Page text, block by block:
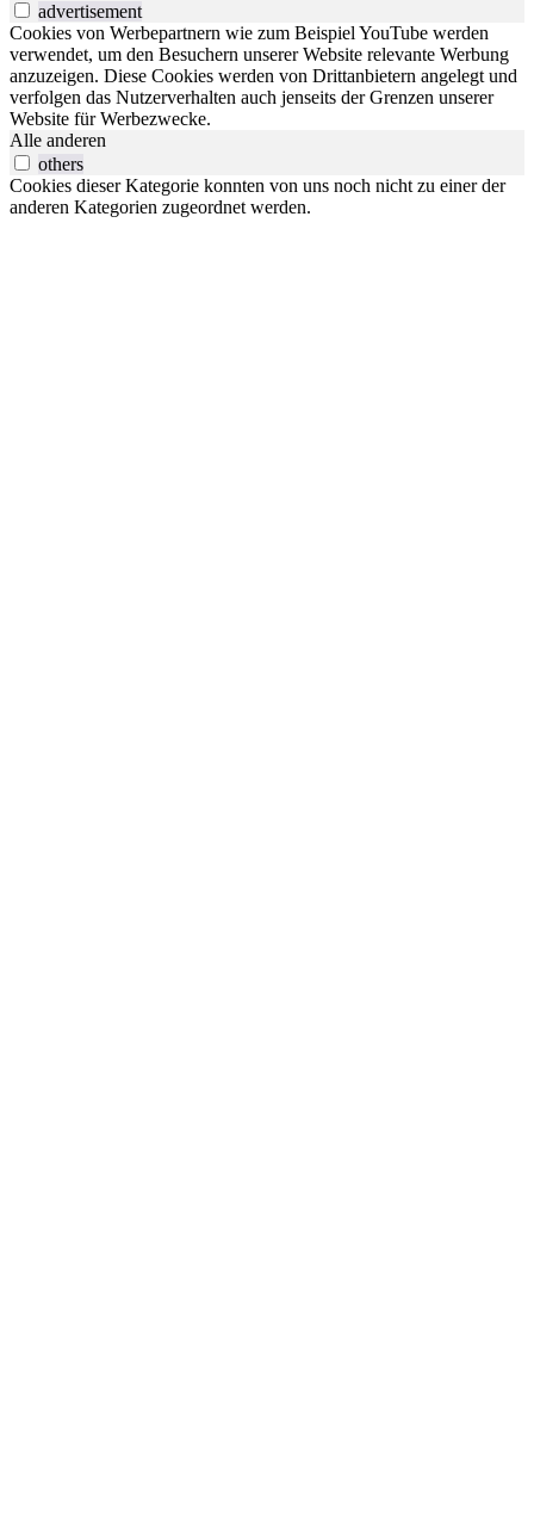
advertisement
Cookies von Werbepartnern wie zum Beispiel YouTube werden
verwendet, um den Besuchern unserer Website relevante Werbung
anzuzeigen. Diese Cookies werden von Drittanbietern angelegt und
verfolgen das Nutzerverhalten auch jenseits der Grenzen unserer
Website für Werbezwecke.
Alle anderen
others
Cookies dieser Kategorie konnten von uns noch nicht zu einer der
anderen Kategorien zugeordnet werden.